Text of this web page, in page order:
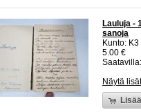
Lauluja -
sanoja
Kunto:
5.00 €
Näytä